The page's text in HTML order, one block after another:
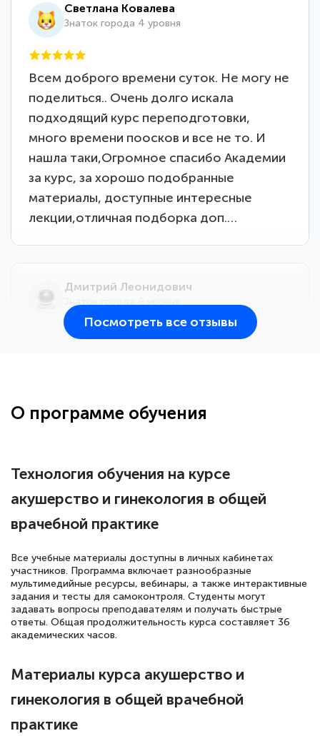
Светлана Ковалева
Знаток города 4 уровня
Всем доброго времени суток. Не могу не
поделиться.. Очень долго искала
подходящий курс переподготовки,
много времени поосков и все не то. И
нашла таки,Огромное спасибо Академии
за курс, за хорошо подобранные
материалы, доступные интересные
лекции,отличная подборка доп.…
Дмитрий Леонидович
большое количество методических
Елена Кравченко
18 марта 2026
Выражаю благодарность за курс
повышения квалификации "Эксперт ЕГЭ по
русскому языку и литературе". Много
подготовиться к тестированию. Это
книги, методические рекомендации,
достаточно. Курс помогает пройти
Посмотреть все отзывы
О программе обучения
Технология обучения на курсе
акушерство и гинекология в общей
врачебной практике
Все учебные материалы доступны в личных кабинетах
участников. Программа включает разнообразные
мультимедийные ресурсы, вебинары, а также интерактивные
задания и тесты для самоконтроля. Студенты могут
задавать вопросы преподавателям и получать быстрые
ответы. Общая продолжительность курса составляет 36
академических часов.
Материалы курса акушерство и
гинекология в общей врачебной
практике